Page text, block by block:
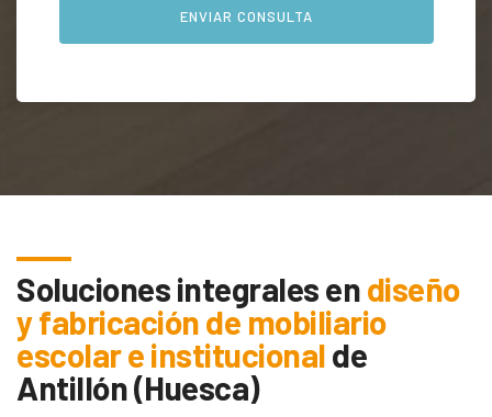
Soluciones integrales endiseño
y fabricación de mobiliario
escolar e institucionalde
Antillón (Huesca)